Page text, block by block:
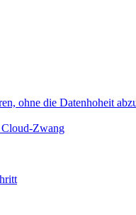
ohne die Datenhoheit
Cloud-Zwang